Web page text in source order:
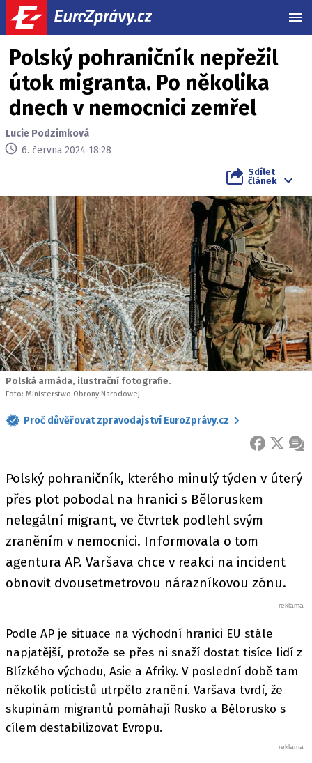
Polský pohraničník nepřežil
útok migranta. Po několika
dnech v nemocnici zemřel
Lucie Podzimková
6. června 2024 18:28
Sdílet
článek
Polská armáda, ilustrační fotografie.
Foto: Ministerstwo Obrony Narodowej
Proč důvěřovat zpravodajství EuroZprávy.cz
FACEBOOK
X
Polský pohraničník, kterého minulý týden v úterý
přes plot pobodal na hranici s Běloruskem
nelegální migrant, ve čtvrtek podlehl svým
zraněním v nemocnici. Informovala o tom
agentura AP. Varšava chce v reakci na incident
obnovit dvousetmetrovou nárazníkovou zónu.
Podle AP je situace na východní hranici EU stále
napjatější, protože se přes ni snaží dostat tisíce lidí z
Blízkého východu, Asie a Afriky. V poslední době tam
několik policistů utrpělo zranění. Varšava tvrdí, že
skupinám migrantů pomáhají Rusko a Bělorusko s
cílem destabilizovat Evropu.